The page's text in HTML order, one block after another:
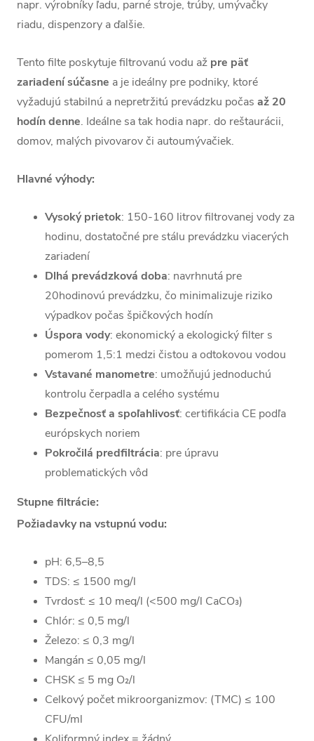
napr. výrobníky ľadu, parné stroje, trúby, umývačky
riadu, dispenzory a ďalšie.
Tento filte poskytuje filtrovanú vodu až pre päť
zariadení súčasne a je ideálny pre podniky, ktoré
vyžadujú stabilnú a nepretržitú prevádzku počas až 20
hodín denne. Ideálne sa tak hodia napr. do reštaurácii,
domov, malých pivovarov či autoumývačiek.
Hlavné výhody:
Vysoký prietok: 150-160 litrov filtrovanej vody za
hodinu, dostatočné pre stálu prevádzku viacerých
zariadení
Dlhá prevádzková doba: navrhnutá pre
20hodinovú prevádzku, čo minimalizuje riziko
výpadkov počas špičkových hodín
Úspora vody: ekonomický a ekologický filter s
pomerom 1,5:1 medzi čistou a odtokovou vodou
Vstavané manometre: umožňujú jednoduchú
kontrolu čerpadla a celého systému
Bezpečnosť a spoľahlivosť: certifikácia CE podľa
európskych noriem
Pokročilá predfiltrácia: pre úpravu
problematických vôd
Stupne filtrácie:
sedimentačný
PP filter BB10
Uhlíkový filter z
kokosových
škorupín GAC
BB10
2x Membrána
reverznej
osmózy 3,0″ ×
12″
Požiadavky na vstupnú vodu:
pH: 6,5–8,5
TDS: ≤ 1500 mg/l
Tvrdosť: ≤ 10 meq/l (<500 mg/l CaCO₃)
Chlór: ≤ 0,5 mg/l
Železo: ≤ 0,3 mg/l
Mangán ≤ 0,05 mg/l
CHSK ≤ 5 mg O₂/l
Celkový počet mikroorganizmov: (TMC) ≤ 100
CFU/ml